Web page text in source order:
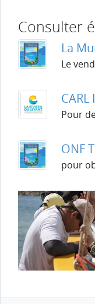
Consulter
La
Le
Pour
ONF
pour